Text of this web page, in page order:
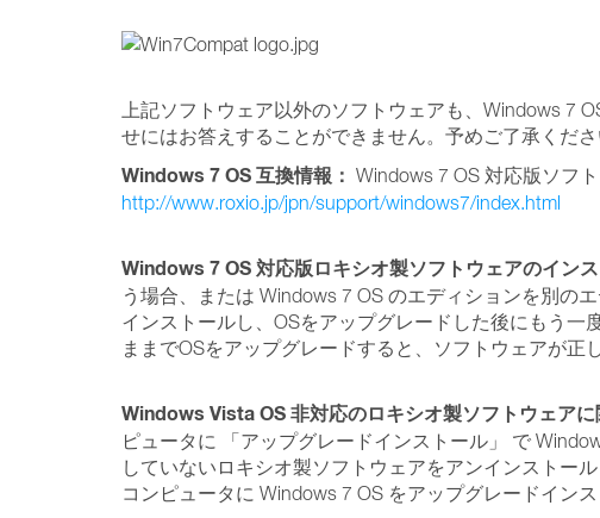
上記ソフトウェア以外のソフトウェアも、Windows 7
せにはお答えすることができません。予めご了承くださ
Windows 7 OS 互換情報： Windows 7 OS 対応版ソフ
http://www.roxio.jp/jpn/support/windows7/index.html
Windows 7 OS 対応版ロキシオ製ソフトウェアのイン
う場合、または Windows 7 OS のエディションを別の
インストールし、OSをアップグレードした後にもう
ままでOSをアップグレードすると、ソフトウェアが正
Windows Vista OS 非対応のロキシオ製ソフトウェアに
ピュータに 「アップグレードインストール」 で
していないロキシオ製ソフトウェアをアンインストー
コンピュータに Windows 7 OS をアップグレードイン